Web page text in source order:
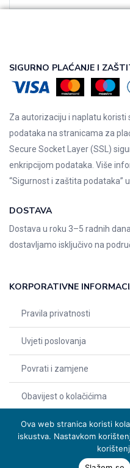
SIGURNO PLAĆANJE I
Za autorizaciju i naplatu koristi
podataka na stranicama za
Secure Socket Layer (SSL)
enkripcijom podataka. Više
“Sigurnost i zaštita podataka” u
DOSTAVA
Dostava u roku 3–5 radnih
dostavljamo isključivo na
KORPORATIVNE
Pravila privatnosti
Uvjeti poslovanja
Povrati i zamjene
Obavijest o kolačićima
Ova web stranica koristi
iskustva. Nastavkom